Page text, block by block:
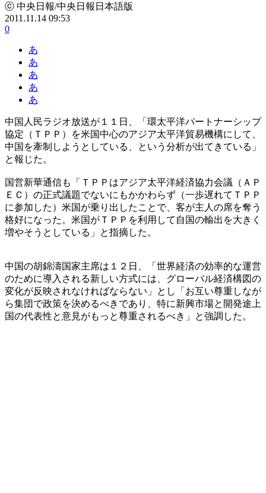
ⓒ 中央日報/中央日報日本語版
2011.11.14 09:53
0
あ
あ
あ
あ
あ
中国人民ラジオ放送が１１日、「環太平洋パートナーシップ
協定（ＴＰＰ）を米国中心のアジア太平洋貿易機構にして、
中国を牽制しようとしている、という分析が出てきている」
と報じた。
国営新華通信も「ＴＰＰはアジア太平洋経済協力会議（ＡＰ
ＥＣ）の正式議題でないにもかかわらず（一歩遅れてＴＰＰ
に参加した）米国が乗り出したことで、客が主人の席を奪う
格好になった。米国がＴＰＰを利用して自国の輸出を大きく
増やそうとしている」と指摘した。
中国の胡錦濤国家主席は１２日、「世界経済の効率的な運営
のために導入される新しい方式には、グローバル経済構図の
変化が反映されなければならない」とし「お互い尊重しなが
ら集団で政策を決めるべきであり、特に新興市場と開発途上
国の代表性と意見がもっと尊重されるべき」と強調した。